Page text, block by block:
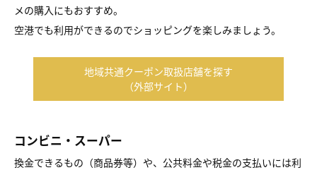
メの購入にもおすすめ。
空港でも利用ができるのでショッピングを楽しみましょう。
地域共通クーポン取扱店舗を探す
（外部サイト）
コンビニ・スーパー
換金できるもの（商品券等）や、公共料金や税金の支払いには利